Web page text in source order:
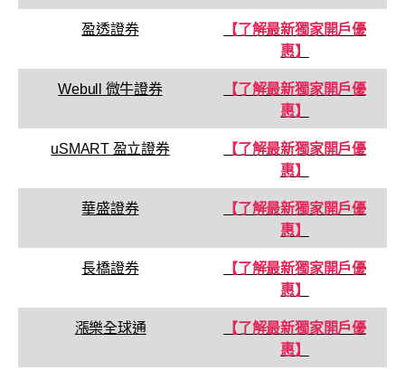
盈透證券
【了解最新獨家開戶優
惠】
Webull 微牛證券
【了解最新獨家開戶優
惠】
uSMART 盈立證券
【了解最新獨家開戶優
惠】
華盛證券
【了解最新獨家開戶優
惠】
長橋證券
【了解最新獨家開戶優
惠】
漲樂全球通
【了解最新獨家開戶優
惠】